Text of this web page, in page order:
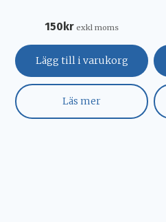
150 kr exkl moms
Lägg till i varukorg
Läs mer